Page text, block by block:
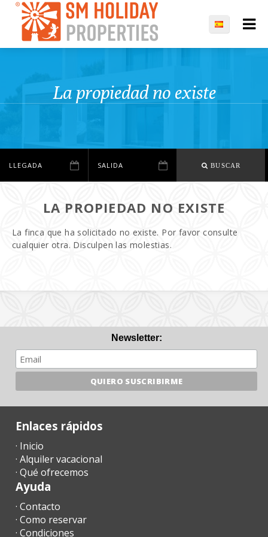
La propiedad no existe
BUSCAR
LA PROPIEDAD NO EXISTE
La finca que ha solicitado no existe. Por favor consulte
cualquier otra. Disculpen las molestias.
Newsletter:
Enlaces rápidos
· Inicio
· Alquiler vacacional
· Qué ofrecemos
Ayuda
· Contacto
· Como reservar
· Condiciones